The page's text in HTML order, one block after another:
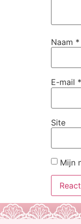
Naam *
E-mail *
Site
Mijn